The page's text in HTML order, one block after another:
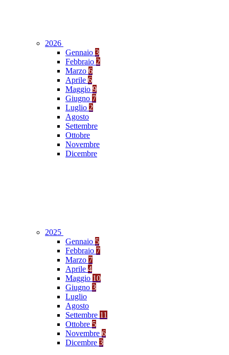
2026
Gennaio 3
Febbraio 2
Marzo 6
Aprile 6
Maggio 9
Giugno 7
Luglio 2
Agosto
Settembre
Ottobre
Novembre
Dicembre
2025
Gennaio 5
Febbraio 7
Marzo 7
Aprile 4
Maggio 10
Giugno 3
Luglio
Agosto
Settembre 11
Ottobre 5
Novembre 6
Dicembre 3